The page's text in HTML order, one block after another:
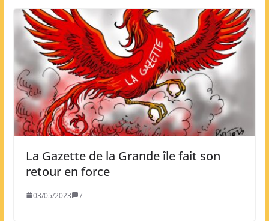
La Gazette de la Grande île fait son
retour en force
03/05/2023 7